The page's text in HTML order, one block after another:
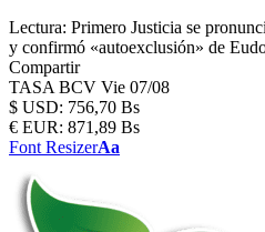
Lectura: Primero Justicia se
y confirmó «autoexclusión» de
Compartir
TASA BCV Vie 07/08
$ USD: 756,70 Bs
€ EUR: 871,89 Bs
Font ResizerAa